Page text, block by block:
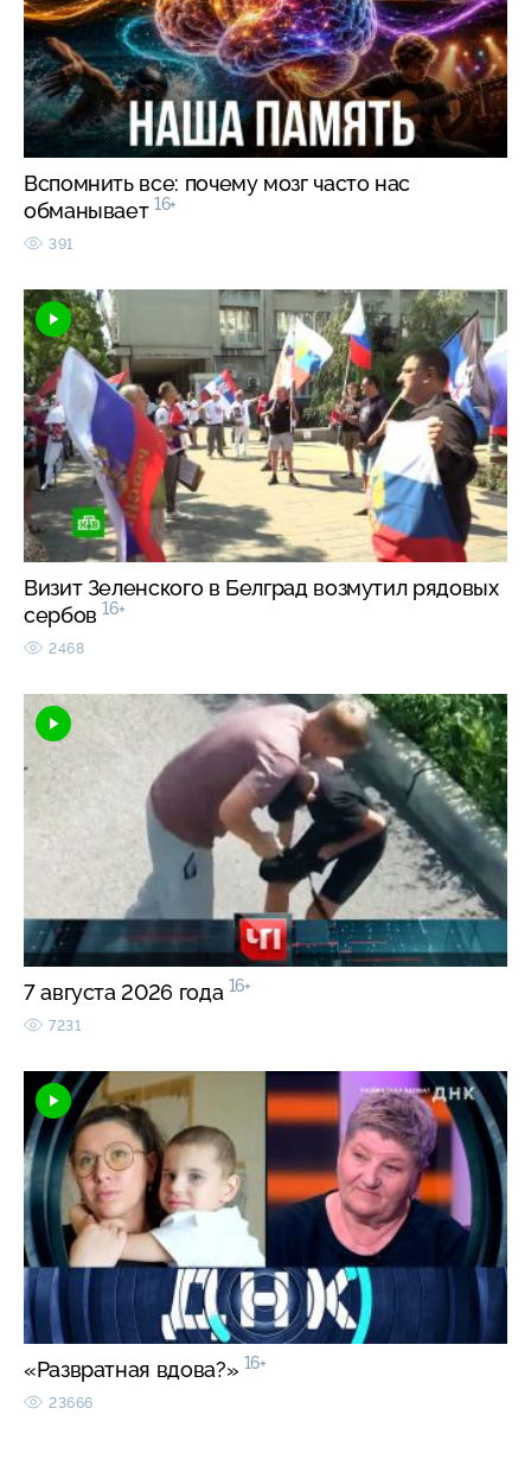
Вспомнить все: почему мозг часто нас
обманывает 16+
391
Визит Зеленского в Белград возмутил рядовых
сербов 16+
2468
7 августа 2026 года 16+
7231
«Развратная вдова?» 16+
23666